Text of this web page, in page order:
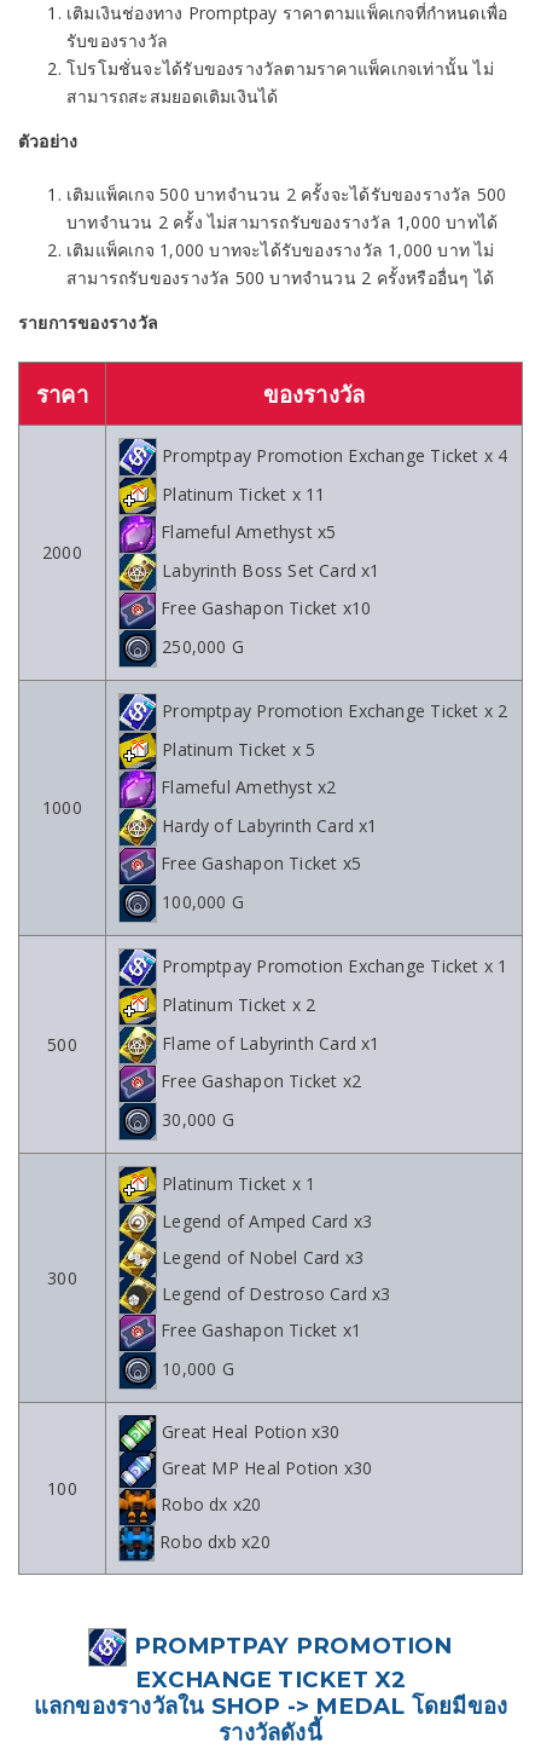
เติมเงินช่องทาง Promptpay ราคาตามแพ็คเกจที่กำหนดเพื่อ
รับของรางวัล
โปรโมชั่นจะได้รับของรางวัลตามราคาแพ็คเกจเท่านั้น ไม่
สามารถสะสมยอดเติมเงินได้
ตัวอย่าง
เติมแพ็คเกจ 500 บาทจำนวน 2 ครั้งจะได้รับของรางวัล 500
บาทจำนวน 2 ครั้ง ไม่สามารถรับของรางวัล 1,000 บาทได้
เติมแพ็คเกจ 1,000 บาทจะได้รับของรางวัล 1,000 บาท ไม่
สามารถรับของรางวัล 500 บาทจำนวน 2 ครั้งหรืออื่นๆ ได้
รายการของรางวัล
ราคา ของรางวัล
2000
Promptpay Promotion Exchange Ticket x 4
Platinum Ticket x 11
Flameful Amethyst x5
Labyrinth Boss Set Card x1
Free Gashapon Ticket x10
250,000 G
1000
Promptpay Promotion Exchange Ticket x 2
Platinum Ticket x 5
Flameful Amethyst x2
Hardy of Labyrinth Card x1
Free Gashapon Ticket x5
100,000 G
500
Promptpay Promotion Exchange Ticket x 1
Platinum Ticket x 2
Flame of Labyrinth Card x1
Free Gashapon Ticket x2
30,000 G
300
Platinum Ticket x 1
Legend of Amped Card x3
Legend of Nobel Card x3
Legend of Destroso Card x3
Free Gashapon Ticket x1
10,000 G
100
Great Heal Potion x30
Great MP Heal Potion x30
Robo dx x20
Robo dxb x20
PROMPTPAY PROMOTION
EXCHANGE TICKET X2
แลกของรางวัลใน SHOP -> MEDAL โดยมีของ
รางวัลดังนี้